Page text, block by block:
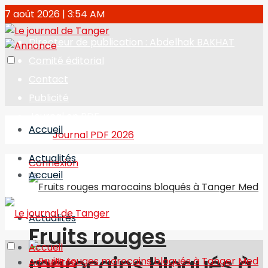
7 août 2026 | 3:54 AM
Directeur de publication : Abdelhak BAKHAT
Journal PDF 2026
Connexion
Accueil
Actualités
Fruits rouges
Accueil
Actualités
Accueil
Actualités